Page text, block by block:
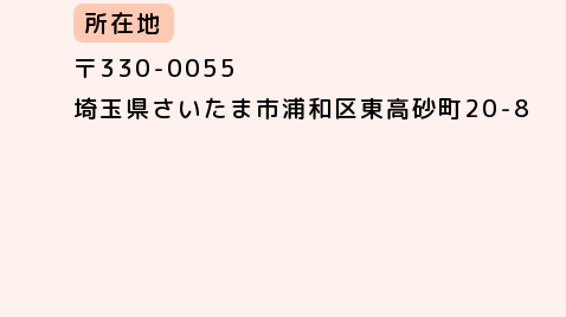
所在地
〒330-0055
埼玉県さいたま市浦和区東高砂町20-8